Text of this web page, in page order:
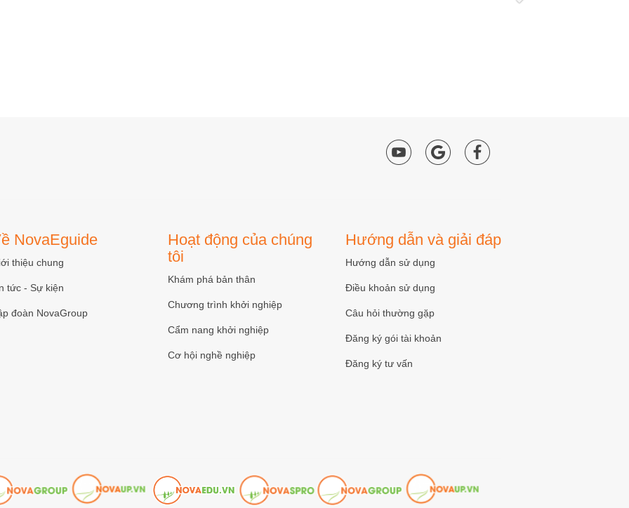
NovaEguide
thiệu chung
tức - Sự kiện
đoàn NovaGroup
Hoạt động của chúng
tôi
Khám phá bản thân
Chương trình khởi nghiệp
Cẩm nang khởi nghiệp
Cơ hội nghề nghiệp
Hướng dẫn và giải đáp
Hướng dẫn sử dụng
Điều khoản sử dụng
Câu hỏi thường gặp
Đăng ký gói tài khoản
Đăng ký tư vấn